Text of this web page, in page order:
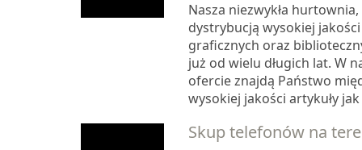
Nasza niezwykła
dystrybucją wysokiej
graficznych oraz
już od wielu długich lat. W
ofercie znajdą Państwo
wysokiej jakości artykuły
Skup telefonów na